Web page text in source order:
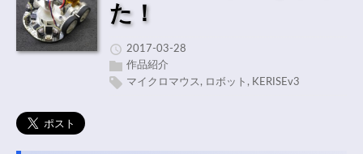
た！
2017-03-28
作品紹介
マイクロマウス , ロボット , KERISEv3